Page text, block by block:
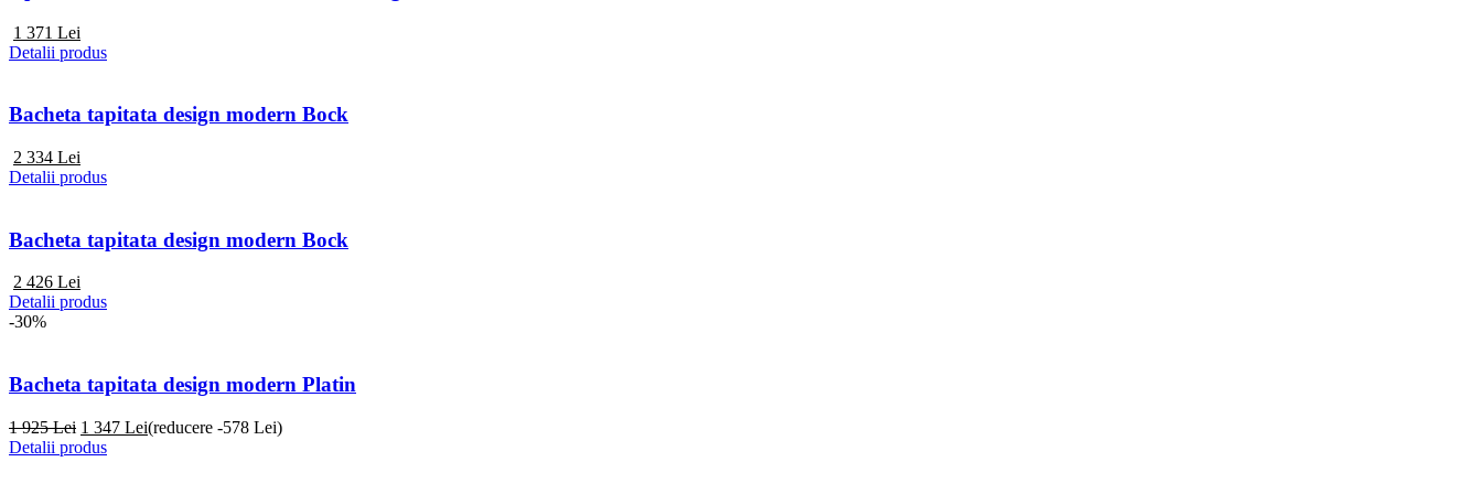
1 371 Lei
Detalii produs
Bacheta tapitata design modern Bock
2 334 Lei
Detalii produs
Bacheta tapitata design modern Bock
2 426 Lei
Detalii produs
-30%
Bacheta tapitata design modern Platin
1 925 Lei 1 347 Lei(reducere -578 Lei)
Detalii produs